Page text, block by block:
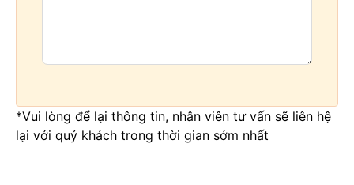
*Vui lòng để lại thông tin, nhân viên tư vấn sẽ liên hệ
lại với quý khách trong thời gian sớm nhất